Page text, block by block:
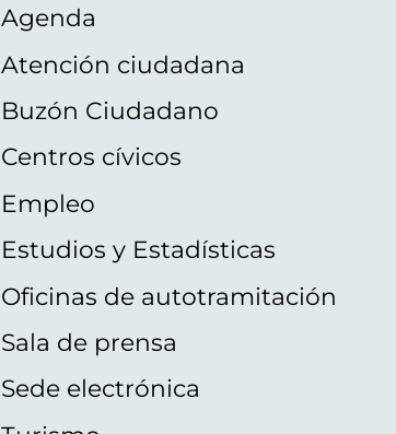
Agenda
Atención ciudadana
Buzón Ciudadano
Centros cívicos
Empleo
Estudios y Estadísticas
Oficinas de autotramitación
Sala de prensa
Sede electrónica